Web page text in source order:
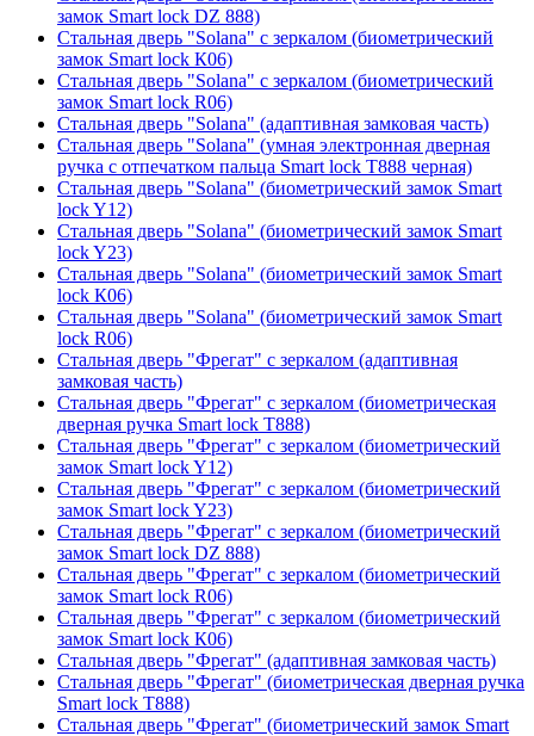
замок Smart lock DZ 888)
Стальная дверь "Solana" с зеркалом (биометрический
замок Smart lock К06)
Стальная дверь "Solana" с зеркалом (биометрический
замок Smart lock R06)
Стальная дверь "Solana" (адаптивная замковая часть)
Стальная дверь "Solana" (умная электронная дверная
ручка с отпечатком пальца Smart lock T888 черная)
Стальная дверь "Solana" (биометрический замок Smart
lock Y12)
Стальная дверь "Solana" (биометрический замок Smart
lock Y23)
Стальная дверь "Solana" (биометрический замок Smart
lock К06)
Стальная дверь "Solana" (биометрический замок Smart
lock R06)
Стальная дверь "Фрегат" с зеркалом (адаптивная
замковая часть)
Стальная дверь "Фрегат" с зеркалом (биометрическая
дверная ручка Smart lock T888)
Стальная дверь "Фрегат" с зеркалом (биометрический
замок Smart lock Y12)
Стальная дверь "Фрегат" с зеркалом (биометрический
замок Smart lock Y23)
Стальная дверь "Фрегат" с зеркалом (биометрический
замок Smart lock DZ 888)
Стальная дверь "Фрегат" с зеркалом (биометрический
замок Smart lock R06)
Стальная дверь "Фрегат" с зеркалом (биометрический
замок Smart lock К06)
Стальная дверь "Фрегат" (адаптивная замковая часть)
Стальная дверь "Фрегат" (биометрическая дверная ручка
Smart lock T888)
Стальная дверь "Фрегат" (биометрический замок Smart